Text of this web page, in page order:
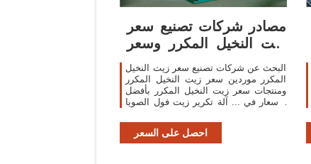
مصادر شركات تصنيع سعر
زيت النخيل المكرر وسعر
البحث عن شركات تصنيع سعر زيت النخيل
المكرر موردين سعر زيت النخيل المكرر
ومنتجات سعر زيت النخيل المكرر بأفضل
الأسعار في ... آلة تكرير زيت فول الصويا
...
احصل على السعر